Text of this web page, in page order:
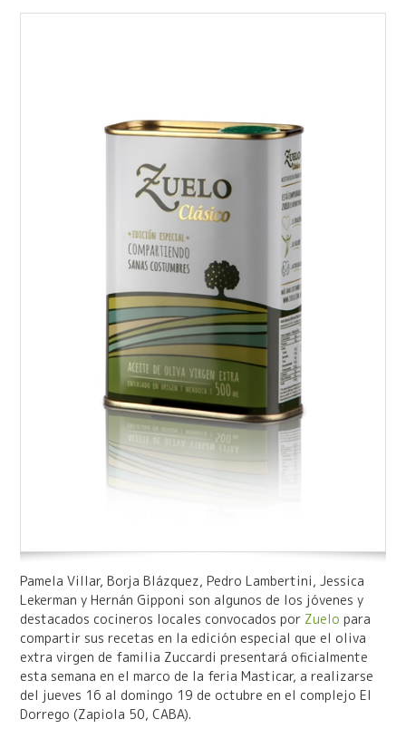
Pamela Villar, Borja Blázquez, Pedro Lambertini, Jessica
Lekerman y Hernán Gipponi son algunos de los jóvenes y
destacados cocineros locales convocados por Zuelo para
compartir sus recetas en la edición especial que el oliva
extra virgen de familia Zuccardi presentará oficialmente
esta semana en el marco de la feria Masticar, a realizarse
del jueves 16 al domingo 19 de octubre en el complejo El
Dorrego (Zapiola 50, CABA).